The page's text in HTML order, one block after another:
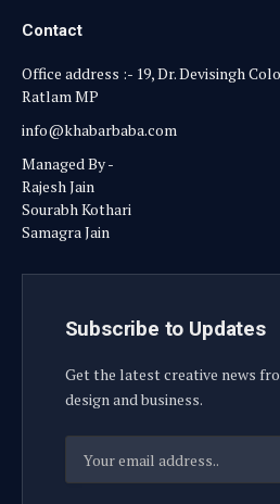
Contact
Office address :- 19, Dr. Devisingh
Ratlam MP
info@khabarbaba.com
Managed By -
Rajesh Jain
Sourabh Kothari
Samagra Jain
Subscribe to Updates
Get the latest creative news
design and business.